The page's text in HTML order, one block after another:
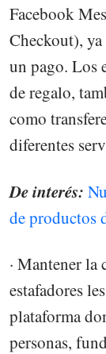
Facebook
Checkout),
un pago. Los
de regalo,
como
diferentes
De interés:
de productos
· Mantener la
estafadores
plataforma
personas,